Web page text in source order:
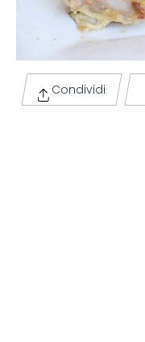
Condividi